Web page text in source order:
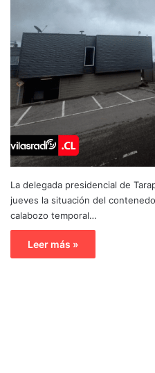
La delegada presidencial de
jueves la situación del
calabozo temporal…
Leer más »